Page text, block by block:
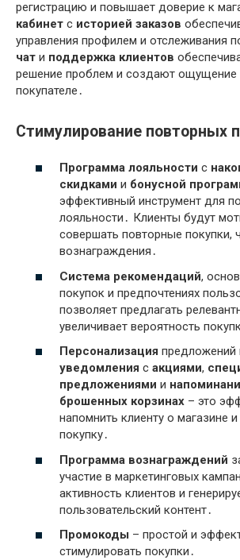
регистрацию и повышает доверие к
кабинет с историей заказов
управления профилем и отслеживания
чат и поддержка клиентов
решение проблем и создают ощущение
покупателе․
Стимулирование повторных
Программа лояльности с
скидками и бонусной
эффективный инструмент для
лояльности․ Клиенты будут
совершать повторные покупки,
вознаграждения․
Система рекомендаций,
покупок и предпочтениях
позволяет предлагать
увеличивает вероятность
Персонализация предложений
уведомления с акциями,
предложениями и
брошенных корзинах – это
напомнить клиенту о магазине
покупку․
Программа вознаграждений
участие в маркетинговых
активность клиентов и
пользовательский контент․
Промокоды – простой и
стимулировать покупки․